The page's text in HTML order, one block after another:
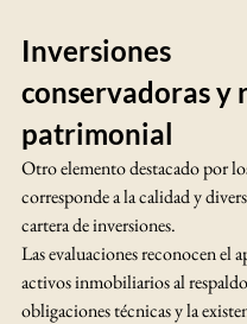
Inversiones
conservadoras y
patrimonial
Otro elemento destacado por
corresponde a la calidad y
cartera de inversiones.
Las evaluaciones reconocen el
activos inmobiliarios al
obligaciones técnicas y la